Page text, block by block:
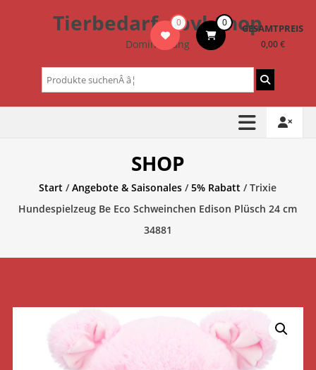
Tierbedarf – bvl-Shop
Dominik Lang
0 0 GESAMTPREIS
0,00 €
Suchen
nach:
SHOP
Start /Angebote & Saisonales /5% Rabatt / Trixie
Hundespielzeug Be Eco Schweinchen Edison Plüsch 24 cm
34881